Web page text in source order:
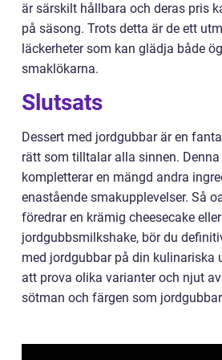
är särskilt hållbara och deras pris
på säsong. Trots detta är de ett
läckerheter som kan glädja både
smaklökarna.
Slutsats
Dessert med jordgubbar är en
rätt som tilltalar alla sinnen.
kompletterar en mängd andra
enastående smakupplevelser. Så
föredrar en krämig cheesecake
jordgubbsmilkshake, bör du
med jordgubbar på din kulinariska
att prova olika varianter och njut
sötman och färgen som